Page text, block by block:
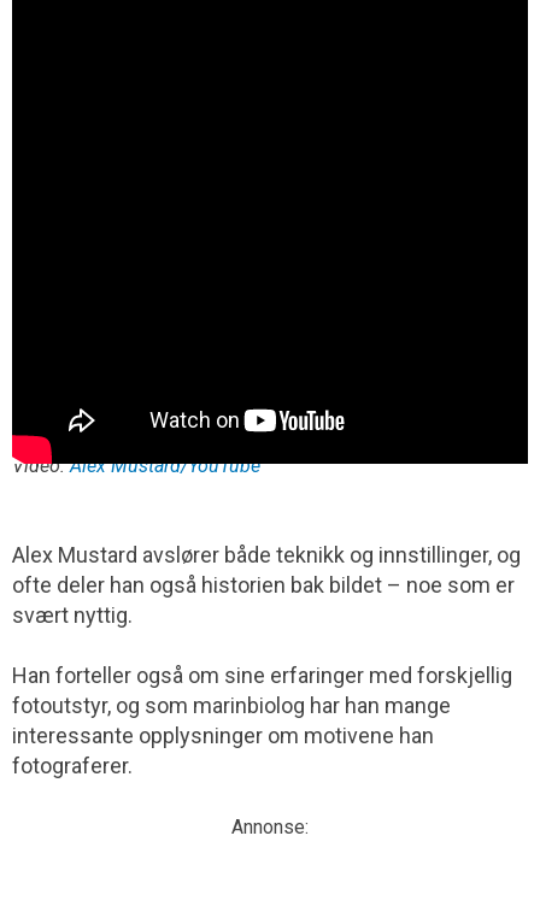
Video:Alex Mustard/YouTube
Alex Mustard avslører både teknikk og innstillinger, og
ofte deler han også historien bak bildet – noe som er
svært nyttig.
Han forteller også om sine erfaringer med forskjellig
fotoutstyr, og som marinbiolog har han mange
interessante opplysninger om motivene han
fotograferer.
Annonse: